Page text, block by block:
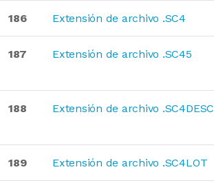
186 Extensión de archivo .SC4
187 Extensión de archivo .SC45
188 Extensión de archivo .SC4DESC
189 Extensión de archivo .SC4LOT